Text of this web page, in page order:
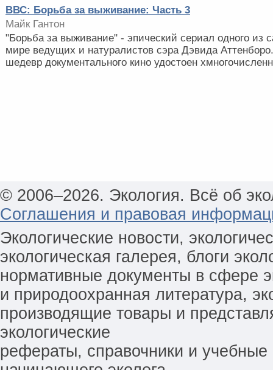
ВВС: Борьба за выживание: Часть 3
Майк Гантон
"Борьба за выживание" - эпический сериал одного из
мире ведущих и натуралистов сэра Дэвида
шедевр документального кино удостоен
© 2006–2026. Экология. Всё об
Соглашения и правовая
Экологические новости,
экологическая галерея, блоги
нормативные документы в сфере
и природоохранная литература,
производящие товары и
экологические
рефераты, справочники и